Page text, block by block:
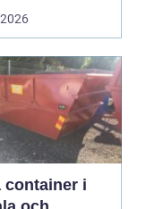
container i